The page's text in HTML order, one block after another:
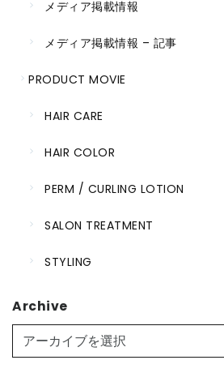
メディア掲載情報
メディア掲載情報 – 記事
PRODUCT MOVIE
HAIR CARE
HAIR COLOR
PERM / CURLING LOTION
SALON TREATMENT
STYLING
Archive